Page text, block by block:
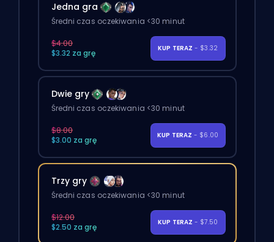
Jedna gra
Średni czas oczekiwania <30 minut
$4.00
$3.32 za grę
KUP TERAZ - $3.32
Dwie gry
Średni czas oczekiwania <30 minut
$8.00
$3.00 za grę
KUP TERAZ - $6.00
Trzy gry
Średni czas oczekiwania <30 minut
$12.00
$2.50 za grę
KUP TERAZ - $7.50